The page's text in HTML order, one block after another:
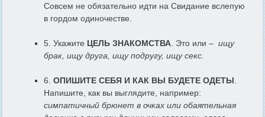
Совсем не обязательно идти на Свидание вслепую
в гордом одиночестве.
5. Укажите ЦЕЛЬ ЗНАКОМСТВА. Это или – ищу
брак, ищу друга, ищу подругу, ищу секс.
6. ОПИШИТЕ СЕБЯ И КАК ВЫ БУДЕТЕ ОДЕТЫ.
Напишите, как вы выглядите, например:
симпатичный брюнет в очках или обаятельная